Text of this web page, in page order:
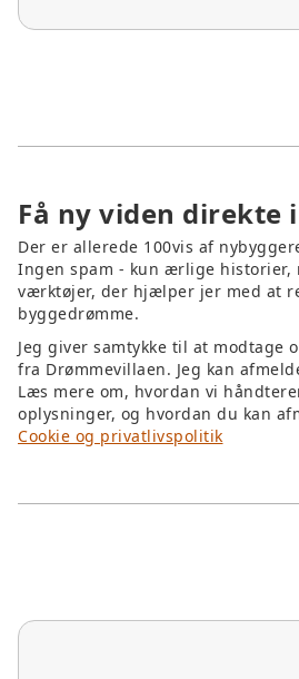
skaber rumlig
placeret på det.
Få ny viden direkte
Der er allerede 100vis af
Ingen spam - kun ærlige historier,
værktøjer, der hjælper jer med at
byggedrømme.
Jeg giver samtykke til at modtage
fra Drømmevillaen. Jeg kan
Læs mere om, hvordan vi
oplysninger, og hvordan du kan
Cookie og privatlivspolitik